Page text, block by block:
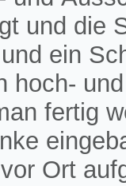
und die
ein
hoch-
fertig
Ort